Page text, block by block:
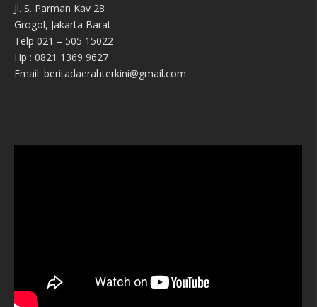
Jl. S. Parman Kav 28
Grogol, Jakarta Barat
Telp 021 – 505 15022
Hp : 0821 1369 9627
Email: beritadaerahterkini@gmail.com